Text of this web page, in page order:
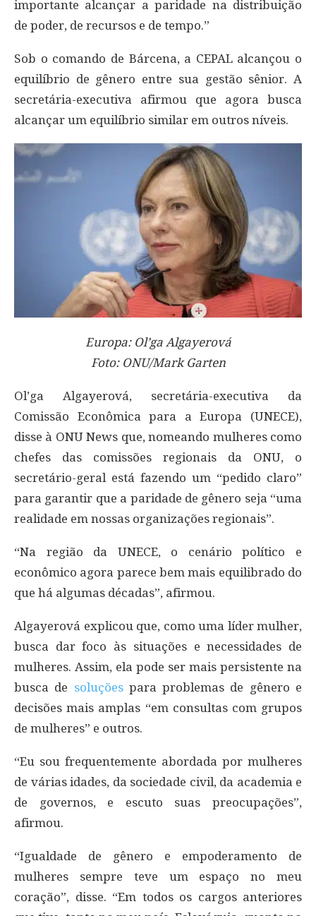
importante alcançar a paridade na distribuição
de poder, de recursos e de tempo.”
Sob o comando de Bárcena, a CEPAL alcançou o
equilíbrio de gênero entre sua gestão sênior. A
secretária-executiva afirmou que agora busca
alcançar um equilíbrio similar em outros níveis.
Europa: Ol’ga Algayerová
Foto: ONU/Mark Garten
Ol’ga Algayerová, secretária-executiva da
Comissão Econômica para a Europa (UNECE),
disse à ONU News que, nomeando mulheres como
chefes das comissões regionais da ONU, o
secretário-geral está fazendo um “pedido claro”
para garantir que a paridade de gênero seja “uma
realidade em nossas organizações regionais”.
“Na região da UNECE, o cenário político e
econômico agora parece bem mais equilibrado do
que há algumas décadas”, afirmou.
Algayerová explicou que, como uma líder mulher,
busca dar foco às situações e necessidades de
mulheres. Assim, ela pode ser mais persistente na
busca de soluçõespara problemas de gênero e
decisões mais amplas “em consultas com grupos
de mulheres” e outros.
“Eu sou frequentemente abordada por mulheres
de várias idades, da sociedade civil, da academia e
de governos, e escuto suas preocupações”,
afirmou.
“Igualdade de gênero e empoderamento de
mulheres sempre teve um espaço no meu
coração”, disse. “Em todos os cargos anteriores